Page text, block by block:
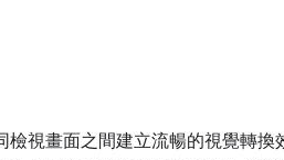
視畫面之間建立流暢的視覺轉